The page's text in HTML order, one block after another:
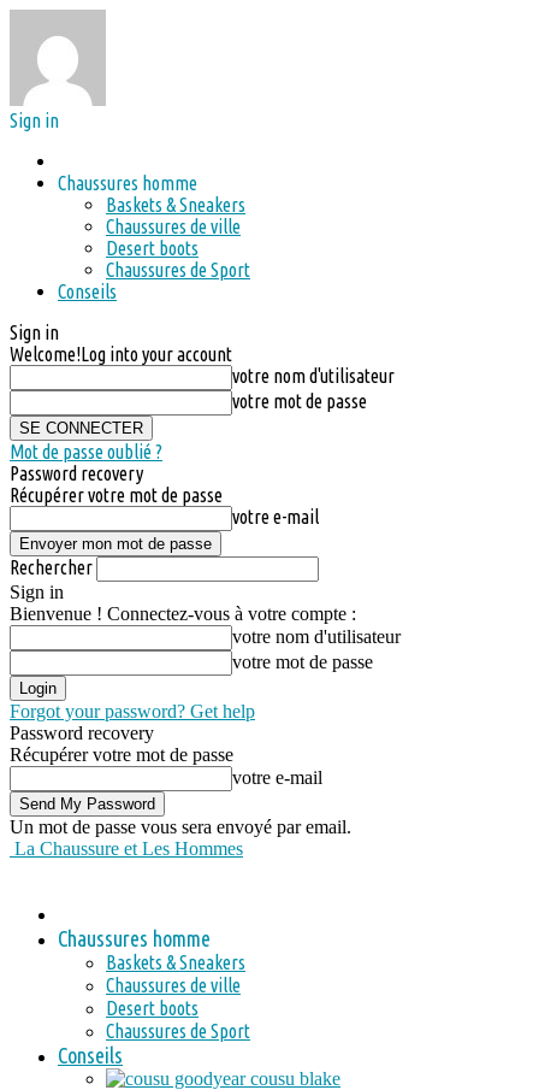
Sign in
Chaussures homme
Baskets & Sneakers
Chaussures de ville
Desert boots
Chaussures de Sport
Conseils
Sign in
Welcome!Log into your account
votre nom d'utilisateur
votre mot de passe
Mot de passe oublié ?
Password recovery
Récupérer votre mot de passe
votre e-mail
Rechercher
Sign in
Bienvenue ! Connectez-vous à votre compte :
votre nom d'utilisateur
votre mot de passe
Forgot your password? Get help
Password recovery
Récupérer votre mot de passe
votre e-mail
Un mot de passe vous sera envoyé par email.
La Chaussure et Les Hommes
Chaussures homme
Baskets & Sneakers
Chaussures de ville
Desert boots
Chaussures de Sport
Conseils